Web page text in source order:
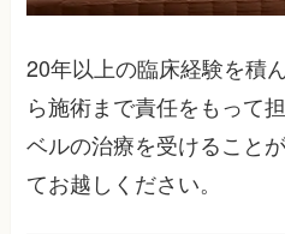
20年以上の臨床経験を積
ら施術まで責任をもって
ベルの治療を受けること
てお越しください。